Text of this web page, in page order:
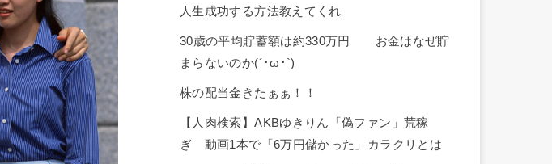
人生成功する方法教えてくれ
30歳の平均貯蓄額は約330万円 お金はなぜ貯
まらないのか(´･ω･`)
株の配当金きたぁぁ！！
【人肉検索】AKBゆきりん「偽ファン」荒稼
ぎ 動画1本で「6万円儲かった」カラクリとは